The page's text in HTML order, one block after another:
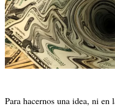
Para hacernos una idea, ni en